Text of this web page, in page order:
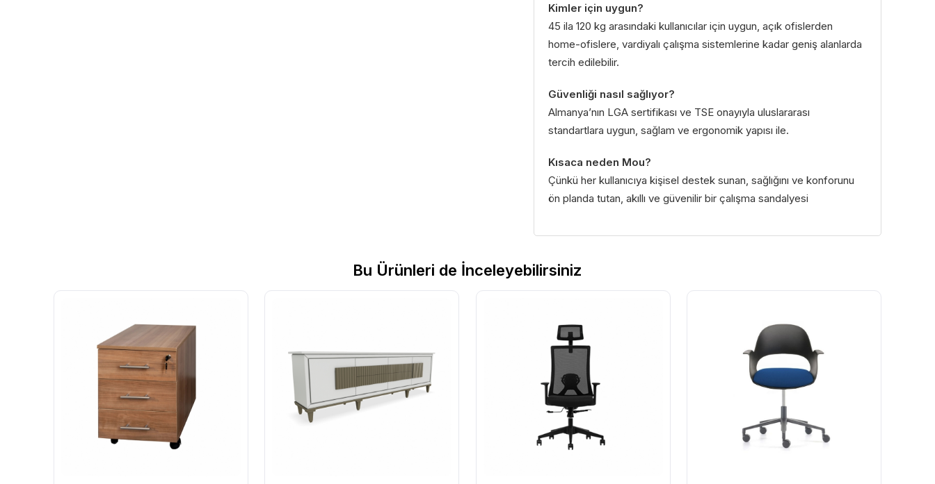
Kimler için uygun?
45 ila 120 kg arasındaki kullanıcılar için uygun, açık ofislerden
home-ofislere, vardiyalı çalışma sistemlerine kadar geniş alanlarda
tercih edilebilir.
Güvenliği nasıl sağlıyor?
Almanya’nın LGA sertifikası ve TSE onayıyla uluslararası
standartlara uygun, sağlam ve ergonomik yapısı ile.
Kısaca neden Mou?
Çünkü her kullanıcıya kişisel destek sunan, sağlığını ve konforunu
ön planda tutan, akıllı ve güvenilir bir çalışma sandalyesi
Bu Ürünleri de İnceleyebilirsiniz